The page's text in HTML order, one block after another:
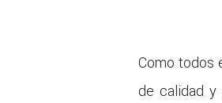
Como todos
de calidad y